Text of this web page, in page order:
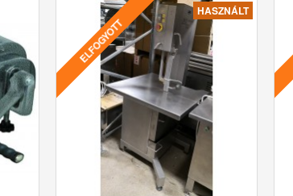
HASZNÁLT
ELFOGYOTT